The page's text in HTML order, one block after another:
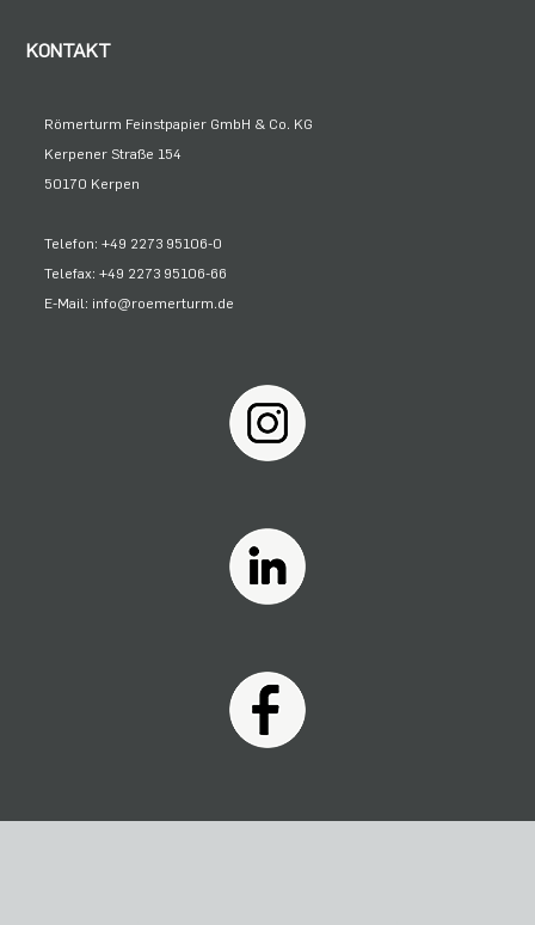
KONTAKT
Römerturm Feinstpapier GmbH & Co. KG
Kerpener Straße 154
50170 Kerpen
Telefon: +49 2273 95106-0
Telefax: +49 2273 95106-66
E-Mail: info@roemerturm.de